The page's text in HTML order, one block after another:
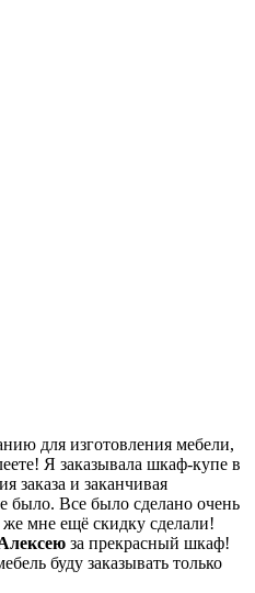
для изготовления мебели,
Я заказывала шкаф-купе в
заказа и заканчивая
было. Все было сделано очень
мне ещё скидку сделали!
за прекрасный шкаф!
буду заказывать только